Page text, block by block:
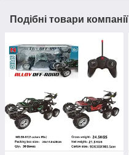
Подібні товари компанії